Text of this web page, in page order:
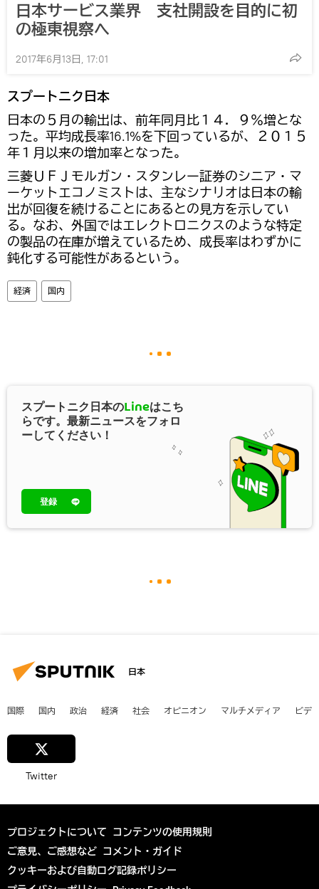
日本サービス業界 支社開設を目的に初
の極東視察へ
2017年6月13日, 17:01
スプートニク日本
日本の５月の輸出は、前年同月比１４．９％増とな
った。平均成長率16.1%を下回っているが、２０１５
年１月以来の増加率となった。
三菱ＵＦＪモルガン・スタンレー証券のシニア・マ
ーケットエコノミストは、主なシナリオは日本の輸
出が回復を続けることにあるとの見方を示してい
る。なお、外国ではエレクトロニクスのような特定
の製品の在庫が増えているため、成長率はわずかに
鈍化する可能性があるという。
経済 国内
スプートニク日本のLineはこち
らです。最新ニュースをフォロ
ーしてください！
登録
日本
国際 国内 政治 経済 社会 オピニオン マルチメディア ビデ
Twitter
プロジェクトについて コンテンツの使用規則
ご意見、ご感想など コメント・ガイド
クッキーおよび自動ログ記録ポリシー